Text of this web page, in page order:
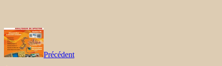
Précédent